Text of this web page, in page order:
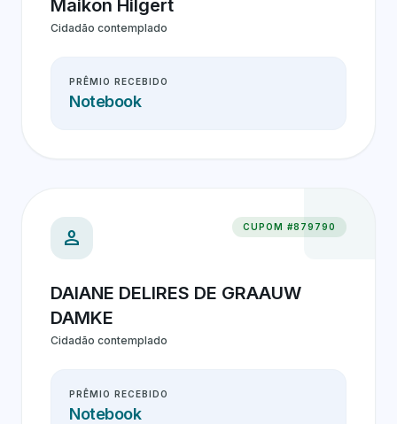
Maikon Hilgert
Cidadão contemplado
PRÊMIO RECEBIDO
Notebook
person CUPOM #879790
DAIANE DELIRES DE GRAAUW
DAMKE
Cidadão contemplado
PRÊMIO RECEBIDO
Notebook